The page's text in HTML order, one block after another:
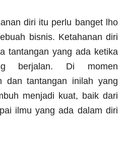
diri itu perlu banget lho
bisnis. Ketahanan diri
tantangan yang ada ketika
berjalan. Di momen
dan tantangan inilah yang
menjadi kuat, baik dari
ilmu yang ada dalam diri